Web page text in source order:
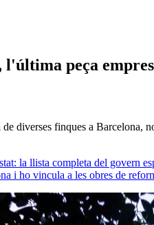
peça
diverses finques a Barcelona,
la llista completa del govern
i ho vincula a les obres de